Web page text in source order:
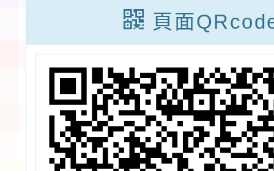
(星期一)舉辦
2025 OPEN
HOUSE 開放參
觀「透視風雲
掌握未來-氣象
遙測新視界特
件期
月31
年11
頁面